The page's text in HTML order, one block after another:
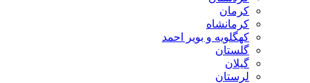
کرمان
کرمانشاه
کهگلویه و بویر احمد
گلستان
گیلان
لرستان